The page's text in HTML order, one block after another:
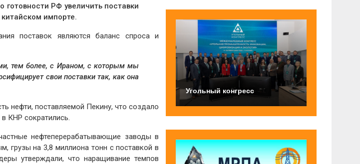
готовности РФ увеличить поставки
импорте.
поставок являются баланс спроса и
тем более, с Ираном, с которым мы
свои поставки так, как она
нефти, поставляемой Пекину, что создало
КНР сократились.
нефтеперерабатывающие заводы в
грузы на 3,8 миллиона тонн с поставкой в
утверждали, что наращивание темпов
Угольный конгресс